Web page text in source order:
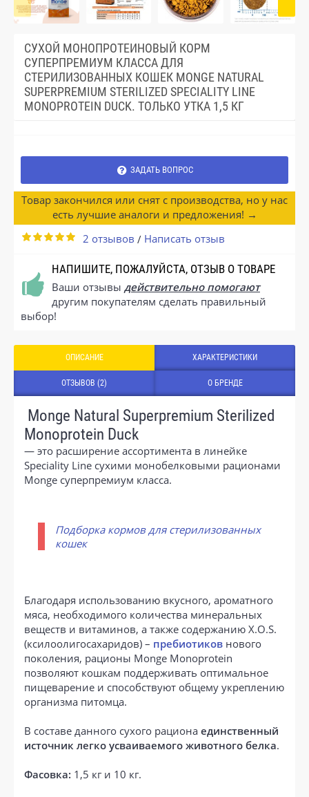
СУХОЙ МОНОПРОТЕИНОВЫЙ КОРМ
СУПЕРПРЕМИУМ КЛАССА ДЛЯ
СТЕРИЛИЗОВАННЫХ КОШЕК MONGE NATURAL
SUPERPREMIUM STERILIZED SPECIALITY LINE
MONOPROTEIN DUCK. ТОЛЬКО УТКА 1,5 КГ
ЗАДАТЬ ВОПРОС
Товар закончился или снят с производства, но у нас
есть лучшие аналоги и предложения! →
2 отзывов / Написать отзыв
НАПИШИТЕ, ПОЖАЛУЙСТА, ОТЗЫВ О ТОВАРЕ
Ваши отзывы действительно помогают
другим покупателям сделать правильный
выбор!
ОПИСАНИЕ ХАРАКТЕРИСТИКИ
ОТЗЫВОВ (2) О БРЕНДЕ
Monge Natural Superpremium Sterilized
Monoprotein Duck
— это расширение ассортимента в линейке
Speciality Line сухими монобелковыми рационами
Monge суперпремиум класса.
Подборка кормов для стерилизованных
кошек
Благодаря использованию вкусного, ароматного
мяса, необходимого количества минеральных
веществ и витаминов, а также содержанию X.O.S.
(ксилоолигосахаридов) – пребиотиков нового
поколения, рационы Monge Monoprotein
позволяют кошкам поддерживать оптимальное
пищеварение и способствуют общему укреплению
организма питомца.
В составе данного сухого рациона единственный
источник легко усваиваемого животного белка.
Фасовка: 1,5 кг и 10 кг.